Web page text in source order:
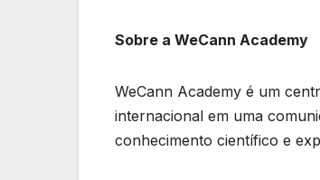
Sobre a WeCann Academy
WeCann Academy é um
internacional em uma
conhecimento científico e